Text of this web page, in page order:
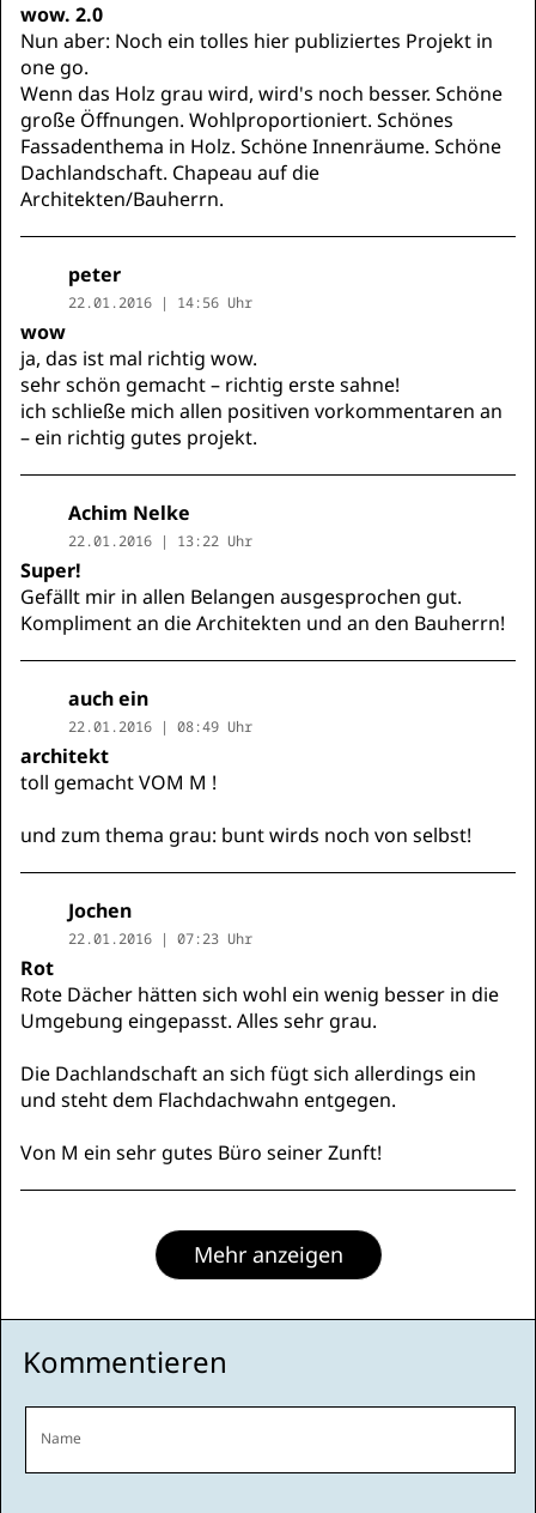
wow. 2.0
Nun aber: Noch ein tolles hier publiziertes Projekt in
one go.
Wenn das Holz grau wird, wird's noch besser. Schöne
große Öffnungen. Wohlproportioniert. Schönes
Fassadenthema in Holz. Schöne Innenräume. Schöne
Dachlandschaft. Chapeau auf die
Architekten/Bauherrn.
peter
22.01.2016 | 14:56 Uhr
wow
ja, das ist mal richtig wow.
sehr schön gemacht – richtig erste sahne!
ich schließe mich allen positiven vorkommentaren an
– ein richtig gutes projekt.
Achim Nelke
22.01.2016 | 13:22 Uhr
Super!
Gefällt mir in allen Belangen ausgesprochen gut.
Kompliment an die Architekten und an den Bauherrn!
auch ein
22.01.2016 | 08:49 Uhr
architekt
toll gemacht VOM M !
und zum thema grau: bunt wirds noch von selbst!
Jochen
22.01.2016 | 07:23 Uhr
Rot
Rote Dächer hätten sich wohl ein wenig besser in die
Umgebung eingepasst. Alles sehr grau.
Die Dachlandschaft an sich fügt sich allerdings ein
und steht dem Flachdachwahn entgegen.
Von M ein sehr gutes Büro seiner Zunft!
Mehr anzeigen
Kommentieren
Name